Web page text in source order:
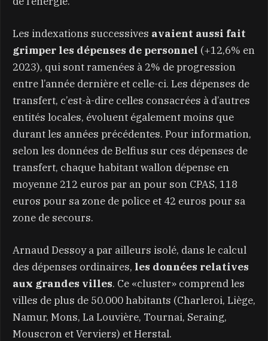
Les indexations successives avaient aussi fait
grimper les dépenses de personnel (+12,6% en
2023), qui sont ramenées à 2% de progression
entre l’année dernière et celle-ci. Les dépenses de
transfert, c’est-à-dire celles consacrées à d’autres
entités locales, évoluent également moins que
durant les années précédentes. Pour information,
selon les données de Belfius sur ces dépenses de
transfert, chaque habitant wallon dépense en
moyenne 212 euros par an pour son CPAS, 118
euros pour sa zone de police et 42 euros pour sa
zone de secours.
Arnaud Dessoy a par ailleurs isolé, dans le calcul
des dépenses ordinaires, les données relatives
aux grandes villes. Ce «cluster» comprend les
villes de plus de 50.000 habitants (Charleroi, Liège,
Namur, Mons, La Louvière, Tournai, Seraing,
Mouscron et Verviers) et Herstal.